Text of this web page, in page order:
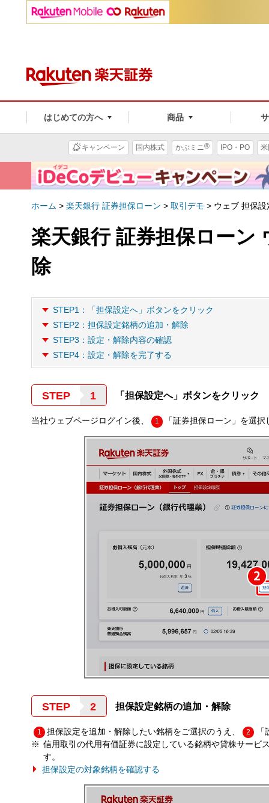
はじめての方へ 商品
キャンペーン 国内株式 かぶミニ® IPO・PO
ホーム > 楽天銀行 証券担保ローン > 取引デモ > ウェブ 担保
楽天銀行 証券担保ローン
除
STEP1：「担保設定へ」ボタンをクリック
STEP2：担保設定銘柄の追加・解除
STEP3：設定・解除内容の確認
STEP4：設定・解除を完了する
STEP 「担保設定へ」ボタンをクリック
当社ウェブページログイン後、 1 「証券担保ローン」を選択
STEP 担保設定銘柄の追加・解除
1 担保設定を追加・解除したい銘柄をご選択のうえ、 2
信用取引の代用有価証券に設定している銘柄や貸株サービ
す。
担保設定の対象銘柄を確認する